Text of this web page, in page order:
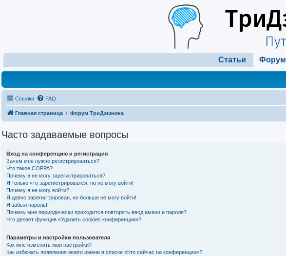
Статьи Форум
Ссылки FAQ
Главная страница Форум ТриДэшника
Часто задаваемые вопросы
Вход на конференцию и регистрация
Зачем мне нужно регистрироваться?
Что такое COPPA?
Почему я не могу зарегистрироваться?
Я только что зарегистрировался, но не могу войти!
Почему я не могу войти?
Я давно зарегистрирован, но больше не могу войти!
Я забыл пароль!
Почему мне периодически приходится повторять ввод имени и пароля?
Что делает функция «Удалить cookies конференции»?
Параметры и настройки пользователя
Как мне изменить мои настройки?
Как избежать появления моего имени в списке «Кто сейчас на конференции»?